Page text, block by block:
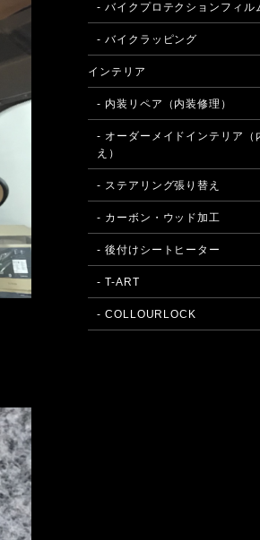
- バイクプロテクションフィル
- バイクラッピング
インテリア
- 内装リペア（内装修理）
- オーダーメイドインテリア（
え）
- ステアリング張り替え
- カーボン・ウッド加工
- 後付けシートヒーター
- T-ART
- COLLOURLOCK